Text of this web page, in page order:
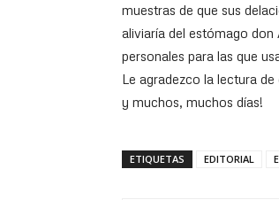
muestras de que sus
aliviaría del estómago
personales para las que
Le agradezco la lectura
y muchos, muchos días!
ETIQUETAS EDITORIAL